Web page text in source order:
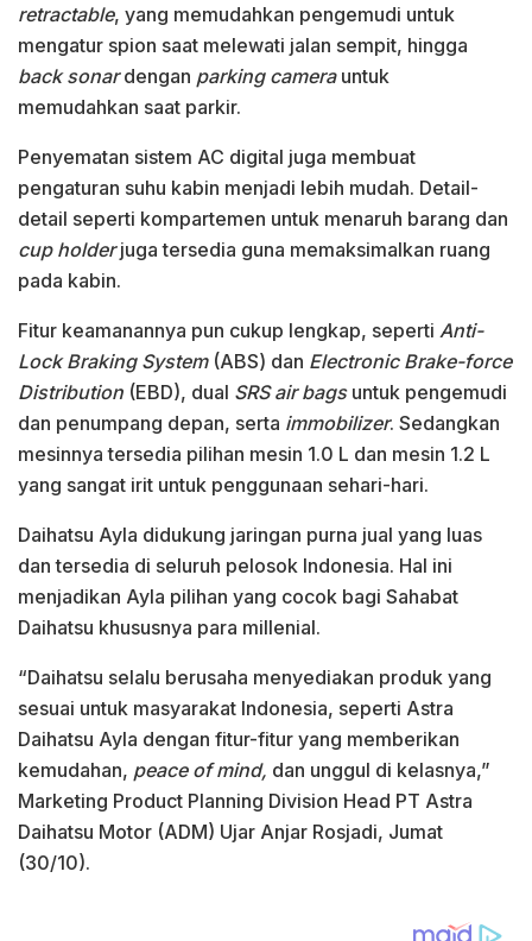
retractable, yang memudahkan pengemudi untuk
mengatur spion saat melewati jalan sempit, hingga
back sonardengan parking camerauntuk
memudahkan saat parkir.
Penyematan sistem AC digital juga membuat
pengaturan suhu kabin menjadi lebih mudah. Detail-
detail seperti kompartemen untuk menaruh barang dan
cup holderjuga tersedia guna memaksimalkan ruang
pada kabin.
Fitur keamanannya pun cukup lengkap, seperti Anti-
Lock Braking System(ABS) dan Electronic Brake-force
Distribution (EBD), dual SRS air bagsuntuk pengemudi
dan penumpang depan, serta immobilizer. Sedangkan
mesinnya tersedia pilihan mesin 1.0 L dan mesin 1.2 L
yang sangat irit untuk penggunaan sehari-hari.
Daihatsu Ayla didukung jaringan purna jual yang luas
dan tersedia di seluruh pelosok Indonesia. Hal ini
menjadikan Ayla pilihan yang cocok bagi Sahabat
Daihatsu khususnya para millenial.
“Daihatsu selalu berusaha menyediakan produk yang
sesuai untuk masyarakat Indonesia, seperti Astra
Daihatsu Ayla dengan fitur-fitur yang memberikan
kemudahan, peace of mind, dan unggul di kelasnya,”
Marketing Product Planning Division Head PT Astra
Daihatsu Motor (ADM) Ujar Anjar Rosjadi, Jumat
(30/10).